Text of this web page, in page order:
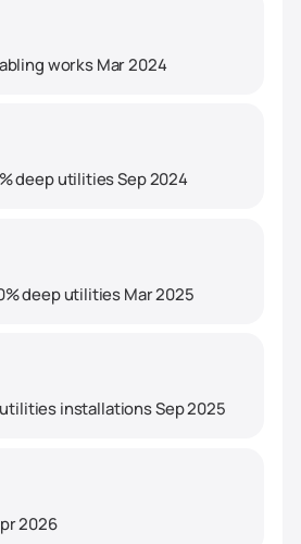
works Mar 2024
deep utilities Sep 2024
deep utilities Mar 2025
installations Sep 2025
2026